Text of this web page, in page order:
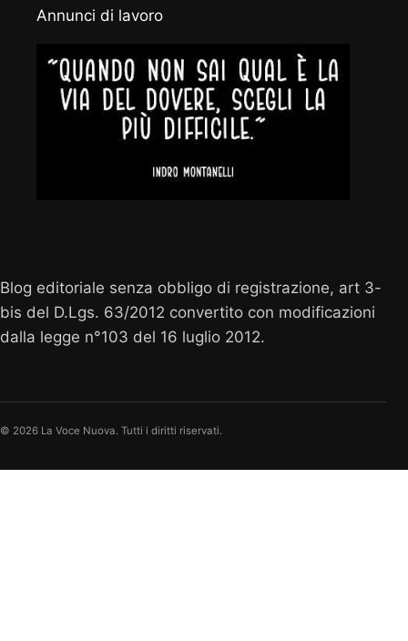
Annunci di lavoro
Blog editoriale senza obbligo di registrazione, art 3-
bis del D.Lgs. 63/2012 convertito con modificazioni
dalla legge n°103 del 16 luglio 2012.
© 2026 La Voce Nuova. Tutti i diritti riservati.